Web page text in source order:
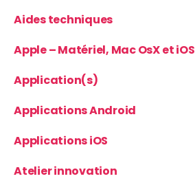
Aides techniques
Apple – Matériel, Mac OsX et iOS
Application(s)
Applications Android
Applications iOS
Atelier innovation